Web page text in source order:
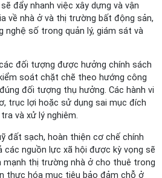
đẩy nhanh việc xây dựng và vận
về nhà ở và thị trường bất động sản,
nghệ số trong quản lý, giám sát và
đối tượng được hưởng chính sách
soát chặt chẽ theo hướng công
đối tượng thụ hưởng. Các hành vi
trục lợi hoặc sử dụng sai mục đích
và xử lý nghiêm.
đất sạch, hoàn thiện cơ chế chính
các nguồn lực xã hội được kỳ vọng sẽ
thị trường nhà ở cho thuê trong
thực hóa mục tiêu bảo đảm chỗ ở